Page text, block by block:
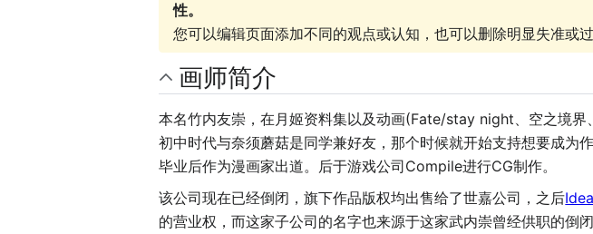
性。
您可以编辑页面添加不同的观点或认知，也可以删除明显失准或过
画师简介
本名竹内友崇，在月姬资料集以及动画(Fate/stay night、空之境界
初中时代与奈须蘑菇是同学兼好友，那个时候就开始支持想要成为作
毕业后作为漫画家出道。后于游戏公司Compile进行CG制作。
该公司现在已经倒闭，旗下作品版权均出售给了世嘉公司，之后
的营业权，而这家子公司的名字也来源于这家武内崇曾经供职的倒